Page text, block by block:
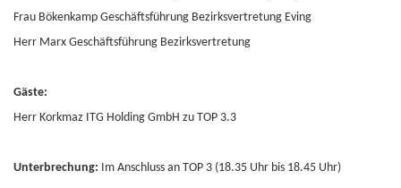
Frau Bökenkamp Geschäftsführung Bezirksvertretung Eving
Herr Marx Geschäftsführung Bezirksvertretung
Gäste:
Herr Korkmaz ITG Holding GmbH zu TOP 3.3
Unterbrechung: Im Anschluss an TOP 3 (18.35 Uhr bis 18.45 Uhr)